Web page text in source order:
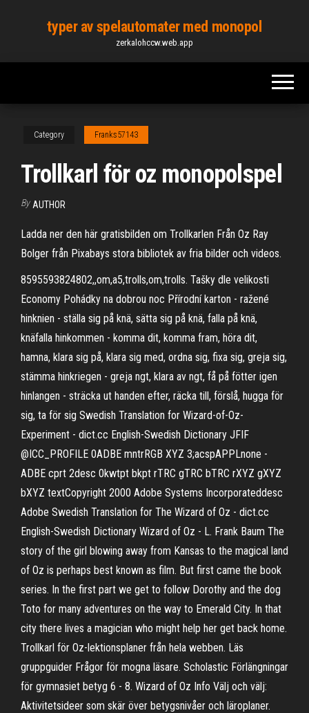
content
typer av spelautomater med monopol
zerkalohccw.web.app
Category Franks57143
Trollkarl för oz monopolspel
By AUTHOR
Ladda ner den här gratisbilden om Trollkarlen Från Oz Ray
Bolger från Pixabays stora bibliotek av fria bilder och videos.
8595593824802,,om,a5,trolls,om,trolls. Tašky dle velikosti
Economy Pohádky na dobrou noc Přírodní karton - ražené
hinknien - ställa sig på knä, sätta sig på knä, falla på knä,
knäfalla hinkommen - komma dit, komma fram, höra dit,
hamna, klara sig på, klara sig med, ordna sig, fixa sig, greja sig,
stämma hinkriegen - greja ngt, klara av ngt, få på fötter igen
hinlangen - sträcka ut handen efter, räcka till, förslå, hugga för
sig, ta för sig Swedish Translation for Wizard-of-Oz-
Experiment - dict.cc English-Swedish Dictionary JFIF
@ICC_PROFILE 0ADBE mntrRGB XYZ 3;acspAPPLnone -
ADBE cprt 2desc 0kwtpt bkpt rTRC gTRC bTRC rXYZ gXYZ
bXYZ textCopyright 2000 Adobe Systems Incorporateddesc
Adobe Swedish Translation for The Wizard of Oz - dict.cc
English-Swedish Dictionary Wizard of Oz - L. Frank Baum The
story of the girl blowing away from Kansas to the magical land
of Oz is perhaps best known as film. But first came the book
series. In the first part we get to follow Dorothy and the dog
Toto for many adventures on the way to Emerald City. In that
city there lives a magician who might help her get back home.
Trollkarl för Oz-lektionsplaner från hela webben. Läs
gruppguider Frågor för mogna läsare. Scholastic Förlängningar
för gymnasiet betyg 6 - 8. Wizard of Oz Info Välj och välj:
Aktivitetsideer som skär över betygsnivåer och läroplaner.